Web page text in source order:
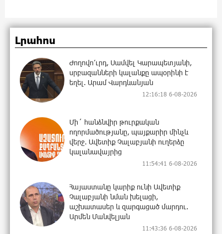
Լրահոս
Ժողովո՛ւրդ, Սամվել Կարապետյանի,
սրբազանների կալանքը ապօրինի է
եղել. Արամ Վարդևանյան
12:16:18 6-08-2026
Մի´ հանձնվիր թուրքական
ողորմածությանը, պայքարիր մինչև
վերջ. Ավետիք Չալաբյանի ուղերձը
կալանավայրից
11:54:41 6-08-2026
Հայաստանը կարիք ունի Ավետիք
Չալաբյանի նման խելացի,
աշխատասեր և զարգացած մարդու.
Արմեն Մանվելյան
11:43:36 6-08-2026